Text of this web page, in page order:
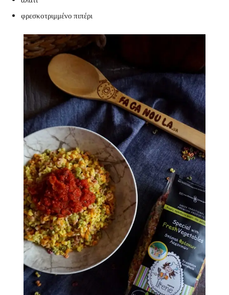
φρεσκοτριμμένο πιπέρι